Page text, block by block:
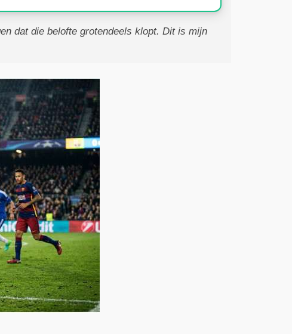
dat die belofte grotendeels klopt. Dit is mijn